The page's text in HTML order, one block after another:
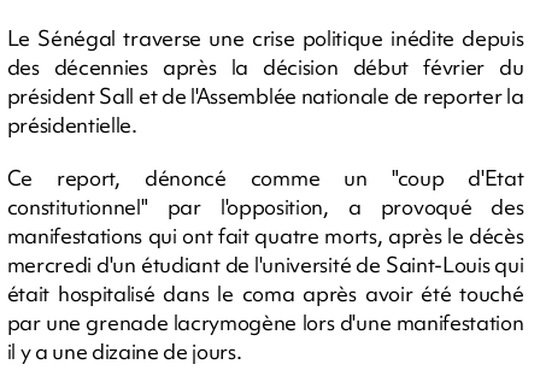
Le Sénégal traverse une crise politique inédite depuis
des décennies après la décision début février du
président Sall et de l'Assemblée nationale de reporter la
présidentielle.
Ce report, dénoncé comme un "coup d'Etat
constitutionnel" par l'opposition, a provoqué des
manifestations qui ont fait quatre morts, après le décès
mercredi d'un étudiant de l'université de Saint-Louis qui
était hospitalisé dans le coma après avoir été touché
par une grenade lacrymogène lors d'une manifestation
il y a une dizaine de jours.